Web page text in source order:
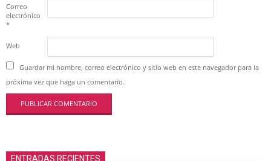
Correo
electrónico
*
Web
Guardar mi nombre, correo electrónico y sitio web en este navegador para la
próxima vez que haga un comentario.
ENTRADAS RECIENTES